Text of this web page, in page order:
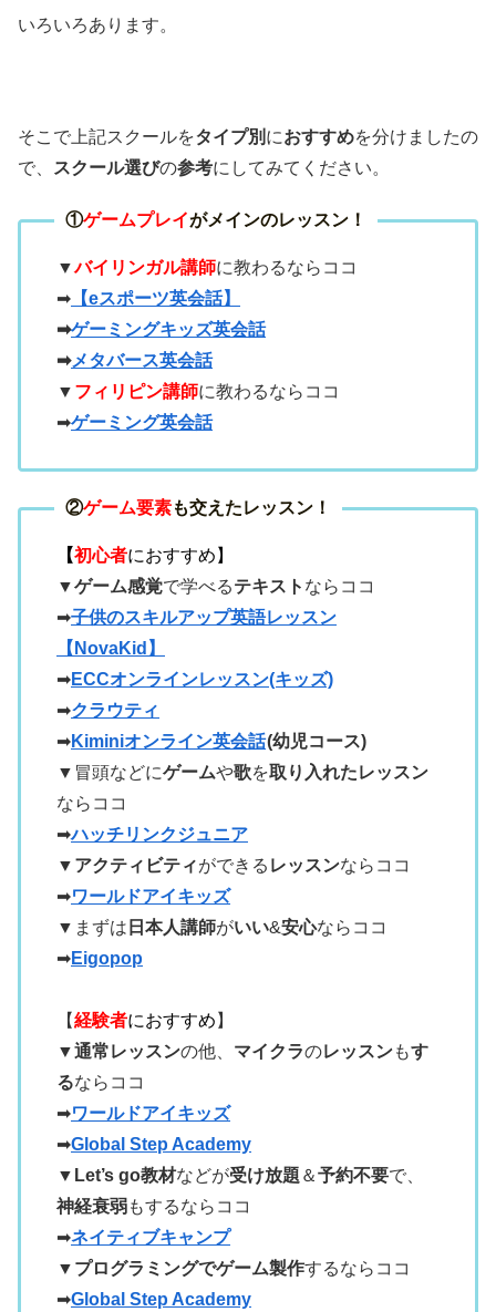
いろいろあります。
そこで上記スクールをタイプ別 におすすめを分けましたの
で、
スクール選びの参考にしてみてください。
①ゲームプレイがメインのレッスン！
▼バイリンガル講師に教わるならココ
➡ 【eスポーツ英会話】
➡ゲーミングキッズ英会話
➡メタバース英会話
▼ フィリピン講師に教わるならココ
➡ゲーミング英会話
②ゲーム要素も交えたレッスン！
【初心者におすすめ】
▼ゲーム感覚で学べるテキスト ならココ
➡子供のスキルアップ英語レッスン
【NovaKid】
➡ECCオンラインレッスン(キッズ)
➡クラウティ
➡Kiminiオンライン英会話(幼児コース)
▼冒頭などにゲームや歌を取り入れたレッスン
ならココ
➡ハッチリンクジュニア
▼ アクティビティができる レッスンならココ
➡ワールドアイキッズ
▼まずは 日本人講師がいい&安心ならココ
➡Eigopop
【経験者におすすめ 】
▼通常レッスンの他、 マイクラのレッスンもす
るならココ
➡ワールドアイキッズ
➡Global Step Academy
▼ Let’s go教材などが受け放題 ＆予約不要で、
神経衰弱もするならココ
➡ネイティブキャンプ
▼ プログラミングでゲーム製作するならココ
➡Global Step Academy